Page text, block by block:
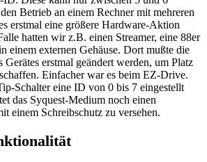
Betrieb an einem Rechner mit mehreren
erstmal eine größere Hardware-Aktion
hatten wir z.B. einen Streamer, eine 88er
einem externen Gehäuse. Dort mußte die
Gerätes erstmal geändert werden, um Platz
Einfacher war es beim EZ-Drive.
Schalter eine ID von 0 bis 7 eingestellt
das Syquest-Medium noch einen
einem Schreibschutz zu versehen.